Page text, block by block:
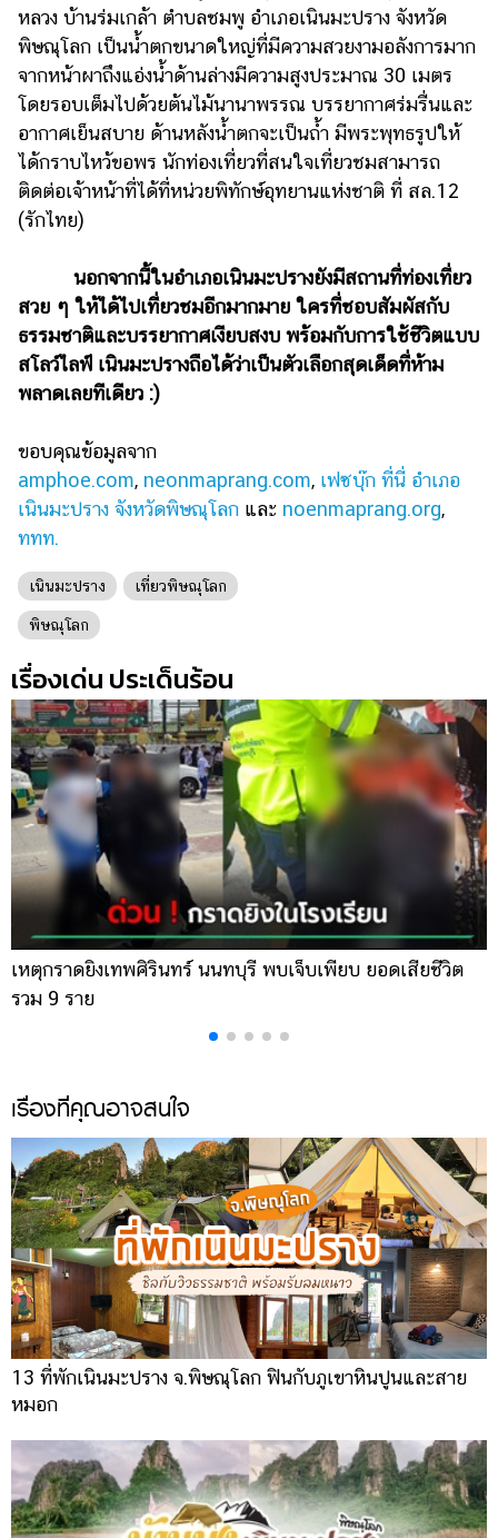
หลวง บ้านร่มเกล้า ตำบลชมพู อำเภอเนินมะปราง จังหวัด
พิษณุโลก เป็นน้ำตกขนาดใหญ่ที่มีความสวยงามอลังการมาก
จากหน้าผาถึงแอ่งน้ำด้านล่างมีความสูงประมาณ 30 เมตร
โดยรอบเต็มไปด้วยต้นไม้นานาพรรณ บรรยากาศร่มรื่นและ
อากาศเย็นสบาย ด้านหลังน้ำตกจะเป็นถ้ำ มีพระพุทธรูปให้
ได้กราบไหว้ขอพร นักท่องเที่ยวที่สนใจเที่ยวชมสามารถ
ติดต่อเจ้าหน้าที่ได้ที่หน่วยพิทักษ์อุทยานแห่งชาติ ที่ สล.12
(รักไทย)
นอกจากนี้ในอำเภอเนินมะปรางยังมีสถานที่ท่องเที่ยว
สวย ๆ ให้ได้ไปเที่ยวชมอีกมากมาย ใครที่ชอบสัมผัสกับ
ธรรมชาติและบรรยากาศเงียบสงบ พร้อมกับการใช้ชีวิตแบบ
สโลว์ไลฟ์ เนินมะปรางถือได้ว่าเป็นตัวเลือกสุดเด็ดที่ห้าม
พลาดเลยทีเดียว :)
ขอบคุณข้อมูลจาก
amphoe.com, neonmaprang.com, เฟซบุ๊ก ที่นี่ อำเภอ
เนินมะปราง จังหวัดพิษณุโลก และ noenmaprang.org,
ททท.
เนินมะปราง เที่ยวพิษณุโลก
พิษณุโลก
เรื่องเด่น ประเด็นร้อน
เหตุกราดยิงเทพศิรินทร์ นนทบุรี พบเจ็บเพียบ ยอดเสียชีวิต
รวม 9 ราย
เรื่องที่คุณอาจสนใจ
13 ที่พักเนินมะปราง จ.พิษณุโลก ฟินกับภูเขาหินปูนและสาย
หมอก